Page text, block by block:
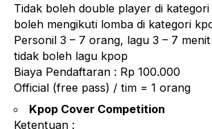
Tidak boleh double player di
boleh mengikuti lomba di kategori
Personil 3 – 7 orang, lagu 3 – 7
tidak boleh lagu kpop
Biaya Pendaftaran : Rp 100.000
Official (free pass) / tim = 1 orang
Kpop Cover Competition
Ketentuan :